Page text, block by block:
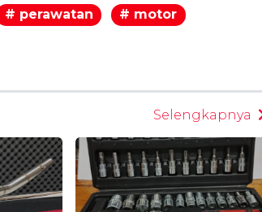
# perawatan # motor
Selengkapnya